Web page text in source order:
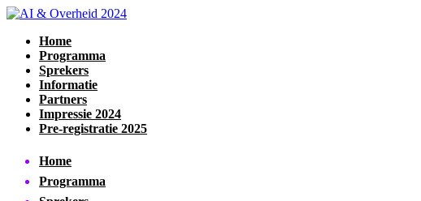
Home
Programma
Sprekers
Informatie
Partners
Impressie 2024
Pre-registratie 2025
Home
Programma